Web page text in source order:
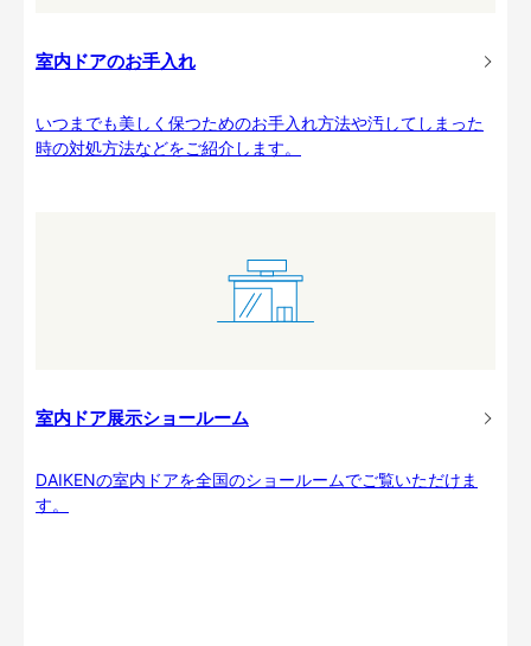
室内ドアのお手入れ
いつまでも美しく保つためのお手入れ方法や汚してしまった
時の対処方法などをご紹介します。
室内ドア展示ショールーム
DAIKENの室内ドアを全国のショールームでご覧いただけま
す。